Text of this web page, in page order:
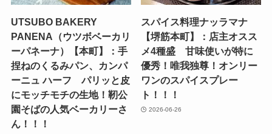
UTSUBO BAKERY
PANENA（ウツボベーカリ
ーパネーナ）【本町】：手
捏ねのくるみパン、カンパ
ーニュ ハーフ パリッと皮
にモッチモチの生地！靭公
園そばの人気ベーカリーさ
ん！！！
スパイス料理ナッラマナ
【堺筋本町】：店主オスス
メ4種盛 甘味使いが特に
優秀！唯我独尊！オンリー
ワンのスパイスプレー
ト！！！
2026-06-26